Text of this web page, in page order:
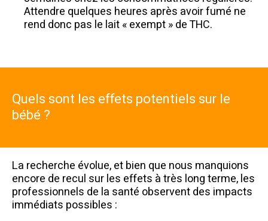
Attendre quelques heures après avoir fumé ne
rend donc pas le lait « exempt » de THC.
Quels sont les effets potentiels sur le
bébé ?
La recherche évolue, et bien que nous manquions
encore de recul sur les effets à très long terme, les
professionnels de la santé observent des impacts
immédiats possibles :